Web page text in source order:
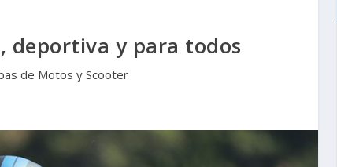
deportiva y para todos
de Motos y Scooter